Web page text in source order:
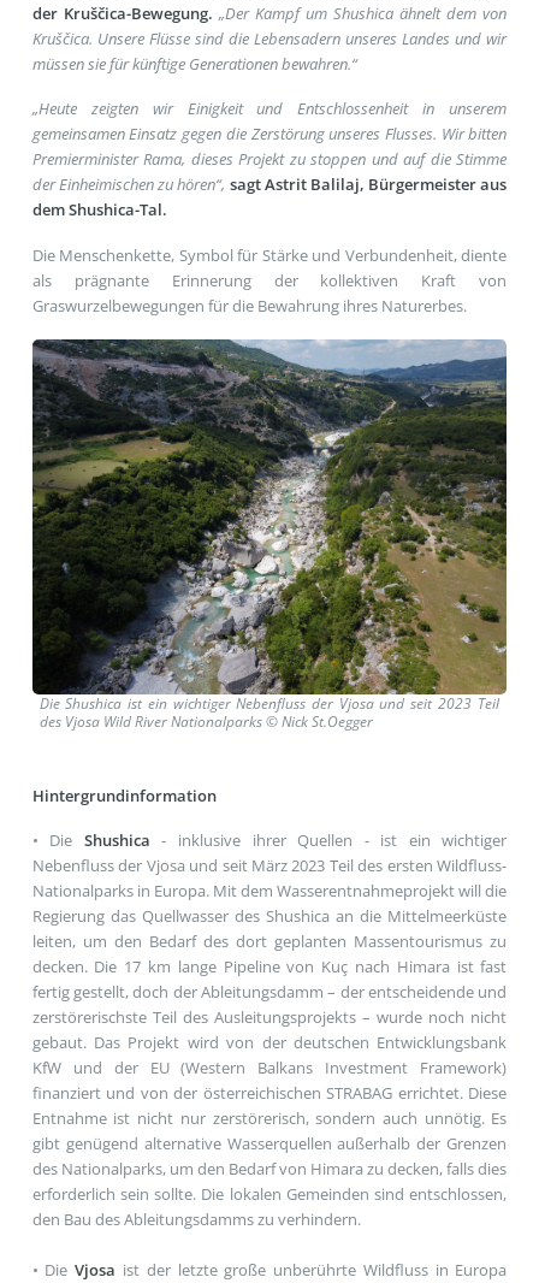
der Kruščica-Bewegung. „Der Kampf um Shushica ähnelt dem von
Kruščica. Unsere Flüsse sind die Lebensadern unseres Landes und wir
müssen sie für künftige Generationen bewahren.“
„Heute zeigten wir Einigkeit und Entschlossenheit in unserem
gemeinsamen Einsatz gegen die Zerstörung unseres Flusses. Wir bitten
Premierminister Rama, dieses Projekt zu stoppen und auf die Stimme
der Einheimischen zu hören“, sagt Astrit Balilaj, Bürgermeister aus
dem Shushica-Tal.
Die Menschenkette, Symbol für Stärke und Verbundenheit, diente
als prägnante Erinnerung der kollektiven Kraft von
Graswurzelbewegungen für die Bewahrung ihres Naturerbes.
Die Shushica ist ein wichtiger Nebenfluss der Vjosa und seit 2023 Teil
des Vjosa Wild River Nationalparks © Nick St.Oegger
Hintergrundinformation
• Die Shushica - inklusive ihrer Quellen - ist ein wichtiger
Nebenfluss der Vjosa und seit März 2023 Teil des ersten Wildfluss-
Nationalparks in Europa. Mit dem Wasserentnahmeprojekt will die
Regierung das Quellwasser des Shushica an die Mittelmeerküste
leiten, um den Bedarf des dort geplanten Massentourismus zu
decken. Die 17 km lange Pipeline von Kuç nach Himara ist fast
fertig gestellt, doch der Ableitungsdamm – der entscheidende und
zerstörerischste Teil des Ausleitungsprojekts – wurde noch nicht
gebaut. Das Projekt wird von der deutschen Entwicklungsbank
KfW und der EU (Western Balkans Investment Framework)
finanziert und von der österreichischen STRABAG errichtet. Diese
Entnahme ist nicht nur zerstörerisch, sondern auch unnötig. Es
gibt genügend alternative Wasserquellen außerhalb der Grenzen
des Nationalparks, um den Bedarf von Himara zu decken, falls dies
erforderlich sein sollte. Die lokalen Gemeinden sind entschlossen,
den Bau des Ableitungsdamms zu verhindern.
• DieVjosa ist der letzte große unberührte Wildfluss in Europa